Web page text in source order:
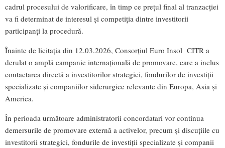
cadrul procesului de valorificare, în timp ce prețul final al tranzacției
va fi determinat de interesul și competiția dintre investitorii
participanți la procedură.
Înainte de licitația din 12.03.2026, Consorțiul Euro Insol CITR a
derulat o amplă campanie internațională de promovare, care a inclus
contactarea directă a investitorilor strategici, fondurilor de investiții
specializate și companiilor siderurgice relevante din Europa, Asia și
America.
În perioada următoare administratorii concordatari vor continua
demersurile de promovare externă a activelor, precum și discuțiile cu
investitorii strategici, fondurile de investiții specializate și companii